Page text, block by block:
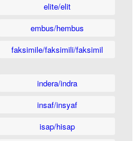
elite/elit
embus/hembus
faksimile/faksimili/faksimil
indera/indra
insaf/insyaf
isap/hisap